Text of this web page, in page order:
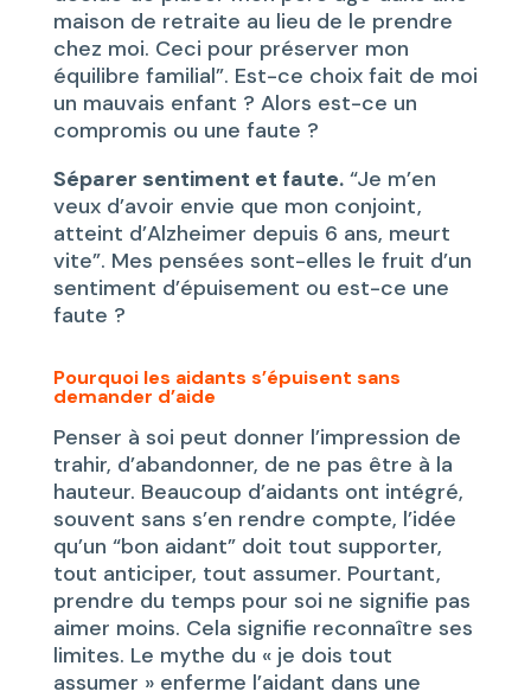
maison de retraite au lieu de le prendre
chez moi. Ceci pour préserver mon
équilibre familial”. Est-ce choix fait de moi
un mauvais enfant ? Alors est-ce un
compromis ou une faute ?
Séparer sentiment et faute.“Je m’en
veux d’avoir envie que mon conjoint,
atteint d’Alzheimer depuis 6 ans, meurt
vite”. Mes pensées sont-elles le fruit d’un
sentiment d’épuisement ou est-ce une
faute ?
Pourquoi les aidants s’épuisent sans
demander d’aide
Penser à soi peut donner l’impression de
trahir, d’abandonner, de ne pas être à la
hauteur. Beaucoup d’aidants ont intégré,
souvent sans s’en rendre compte, l’idée
qu’un “bon aidant” doit tout supporter,
tout anticiper, tout assumer. Pourtant,
prendre du temps pour soi ne signifie pas
aimer moins. Cela signifie reconnaître ses
limites. Le mythe du « je dois tout
assumer » enferme l’aidant dans une